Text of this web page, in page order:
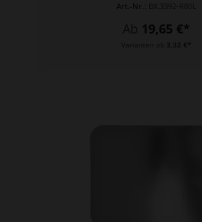
Art.-Nr.: BX.3392-R80L
Ab 19,65 €*
3,32 €*